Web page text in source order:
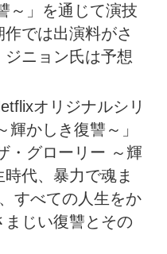
～」を通じて演技
では出演料がさ
ニョン氏は予想
オリジナルシリ
かしき復讐～」
・グローリー ～輝
代、暴力で魂ま
すべての人生をか
じい復讐とその